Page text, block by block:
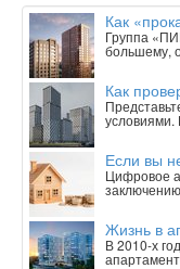
Как
Группа
большему,
Как
условиями.
Если вы
Цифровое
Жизнь в
В 2010-х